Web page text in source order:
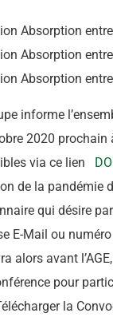
Absorption
Absorption
Absorption
informe
2020 prochain
via ce lien
de la pandémie
qui désire
E-Mail ou
alors avant
pour
la